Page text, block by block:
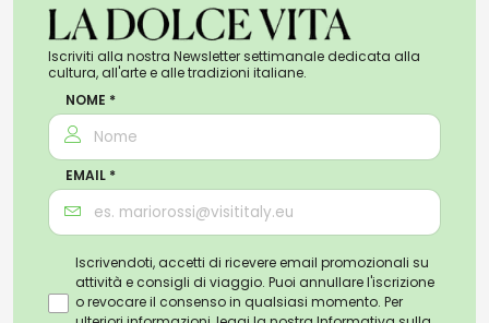
Iscriviti alla nostra Newsletter settimanale dedicata alla
cultura, all'arte e alle tradizioni italiane.
NOME *
EMAIL *
Iscrivendoti, accetti di ricevere email promozionali su
attività e consigli di viaggio. Puoi annullare l'iscrizione
o revocare il consenso in qualsiasi momento. Per